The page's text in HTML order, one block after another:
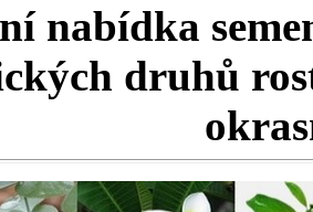
nabídka
druhů